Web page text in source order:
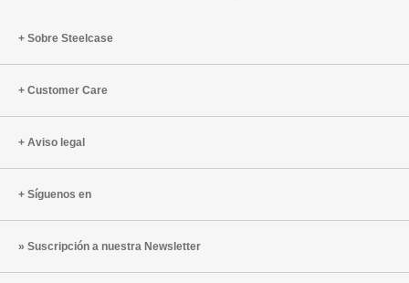
movimiento
las
Sobre Steelcase
Customer Care
Aviso legal
Síguenos en
Suscripción a nuestra Newsletter